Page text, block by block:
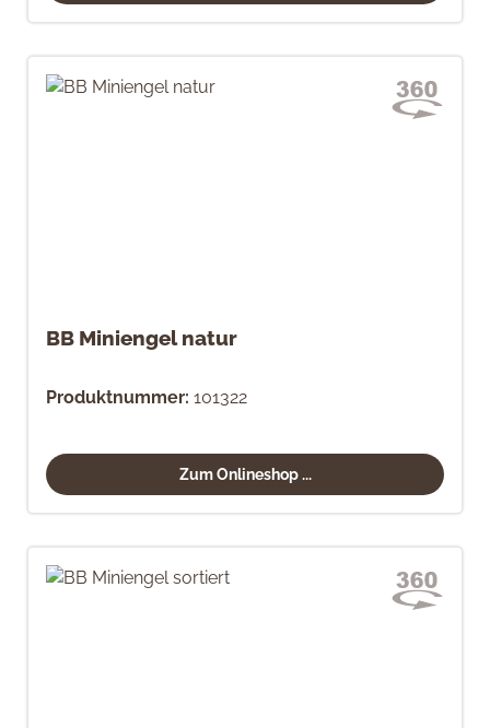
BB Miniengel natur
Produktnummer: 101322
Zum Onlineshop ...